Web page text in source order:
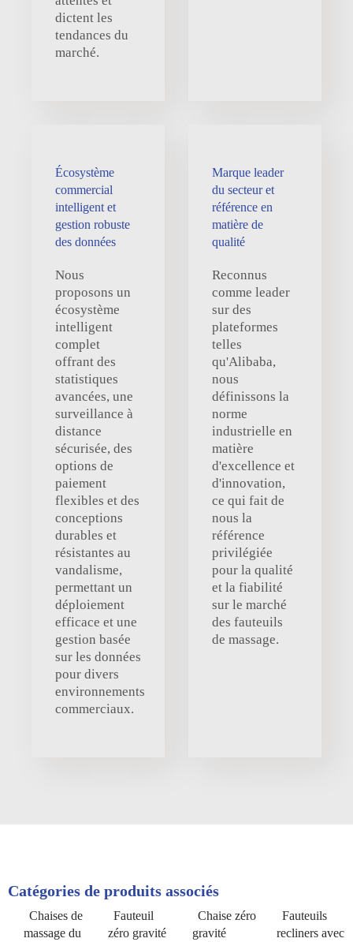
dictent les
tendances du
marché.
Écosystème
commercial
intelligent et
gestion robuste
des données
Nous
proposons un
écosystème
intelligent
complet
offrant des
statistiques
avancées, une
surveillance à
distance
sécurisée, des
options de
paiement
flexibles et des
conceptions
durables et
résistantes au
vandalisme,
permettant un
déploiement
efficace et une
gestion basée
sur les données
pour divers
environnements
commerciaux.
Marque leader
du secteur et
référence en
matière de
qualité
Reconnus
comme leader
sur des
plateformes
telles
qu'Alibaba,
nous
définissons la
norme
industrielle en
matière
d'excellence et
d'innovation,
ce qui fait de
nous la
référence
privilégiée
pour la qualité
et la fiabilité
sur le marché
des fauteuils
de massage.
Catégories de produits associés
Chaises de
massage du
Fauteuil
zéro gravité
Chaise zéro
gravité
Fauteuils
recliners avec